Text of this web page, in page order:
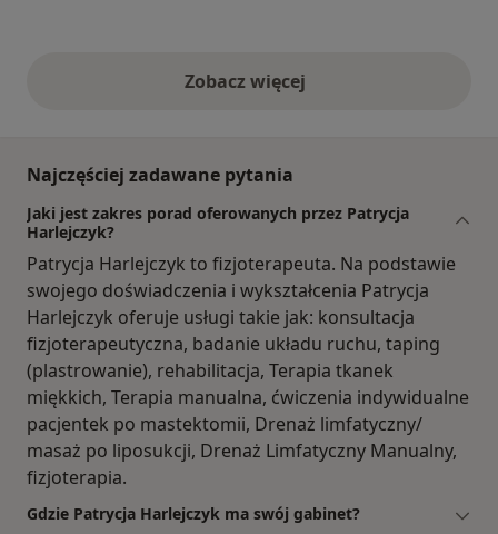
Zobacz więcejopinie powyżej
Najczęściej zadawane pytania
Jaki jest zakres porad oferowanych przez Patrycja
Harlejczyk?
Patrycja Harlejczyk to fizjoterapeuta. Na podstawie
swojego doświadczenia i wykształcenia Patrycja
Harlejczyk oferuje usługi takie jak: konsultacja
fizjoterapeutyczna, badanie układu ruchu, taping
(plastrowanie), rehabilitacja, Terapia tkanek
miękkich, Terapia manualna, ćwiczenia indywidualne
pacjentek po mastektomii, Drenaż limfatyczny/
masaż po liposukcji, Drenaż Limfatyczny Manualny,
fizjoterapia.
Gdzie Patrycja Harlejczyk ma swój gabinet?